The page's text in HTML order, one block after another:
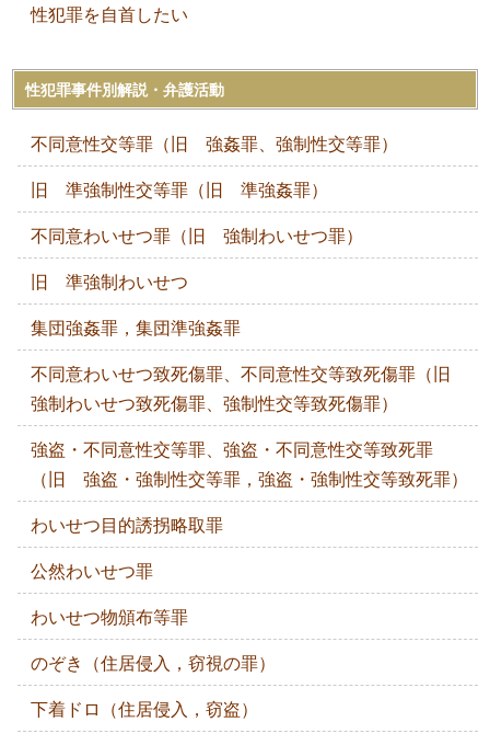
性犯罪を自首したい
性犯罪事件別解説・弁護活動
不同意性交等罪（旧 強姦罪、強制性交等罪）
旧 準強制性交等罪（旧 準強姦罪）
不同意わいせつ罪（旧 強制わいせつ罪）
旧 準強制わいせつ
集団強姦罪，集団準強姦罪
不同意わいせつ致死傷罪、不同意性交等致死傷罪（旧
強制わいせつ致死傷罪、強制性交等致死傷罪）
強盗・不同意性交等罪、強盗・不同意性交等致死罪
（旧 強盗・強制性交等罪，強盗・強制性交等致死罪）
わいせつ目的誘拐略取罪
公然わいせつ罪
わいせつ物頒布等罪
のぞき（住居侵入，窃視の罪）
下着ドロ（住居侵入，窃盗）